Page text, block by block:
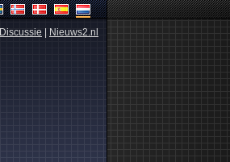
Discussie Nieuws2.nl